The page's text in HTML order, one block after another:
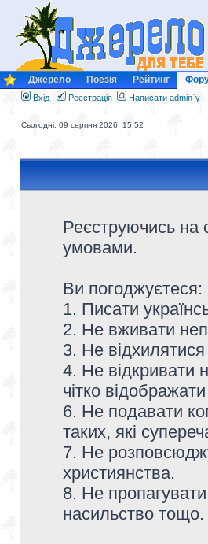
Джерело Поезія Рейтинг
Вхід Реєстрація Написати admin`у
Сьогодні: 09 серпня 2026, 15:52
Реєструючись на
умовами.
Ви погоджуєтеся:
1. Писати
2. Не вживати
3. Не
4. Не відкривати
чітко відображати
6. Не подавати
таких, які
7. Не
християнства.
8. Не пропагувати
насильство тощо.